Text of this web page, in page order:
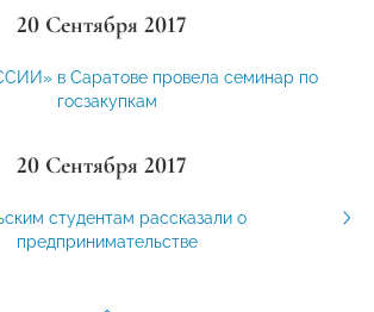
20 Сентября 2017
в Саратове провела семинар по
госзакупкам
20 Сентября 2017
студентам рассказали о
предпринимательстве